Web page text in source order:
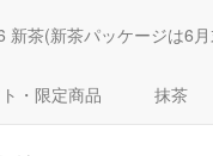
新茶(新茶パッケージは6
・限定商品 抹茶